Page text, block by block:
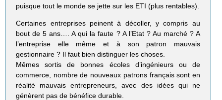
puisque tout le monde se jette sur les ETI (plus rentables).
Certaines entreprises peinent à décoller, y compris au
bout de 5 ans…. A qui la faute ? A l’Etat ? Au marché ? A
l’entreprise elle même et à son patron mauvais
gestionnaire ? Il faut bien distinguer les choses.
Mêmes sortis de bonnes écoles d’ingénieurs ou de
commerce, nombre de nouveaux patrons français sont en
réalité mauvais entrepreneurs, avec des idées qui ne
génèrent pas de bénéfice durable.